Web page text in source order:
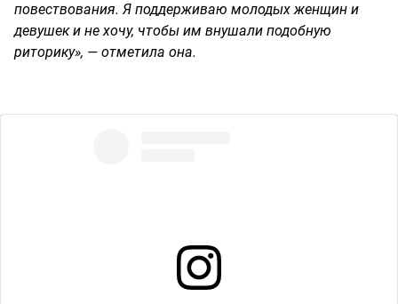
повествования. Я поддерживаю молодых женщин и
девушек и не хочу, чтобы им внушали подобную
риторику», — отметила она.